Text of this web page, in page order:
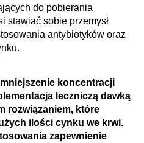
do pobierania
stawiać sobie przemysł
antybiotyków oraz
koncentracji
leczniczą dawką
rozwiązaniem, które
ilości cynku we krwi.
zapewnienie